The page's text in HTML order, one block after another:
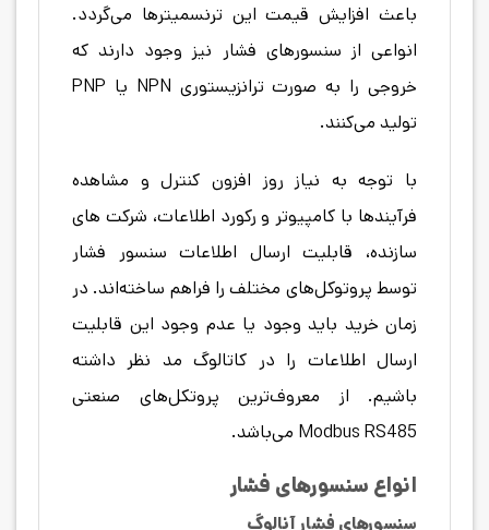
باعث افزایش قیمت این ترنسمیترها می‌گردد.
انواعی از سنسورهای فشار نیز وجود دارند که
خروجی را به صورت ترانزیستوری NPN یا PNP
تولید می‌کنند.
با توجه به نیاز روز افزون کنترل و مشاهده
فرآیندها با کامپیوتر و رکورد اطلاعات، شرکت های
سازنده، قابلیت ارسال اطلاعات سنسور فشار
توسط پروتوکل‌های مختلف را فراهم ساخته‌اند. در
زمان خرید باید وجود یا عدم وجود این قابلیت
ارسال اطلاعات را در کاتالوگ مد نظر داشته
باشیم. از معروف‌ترین پروتکل‌های صنعتی
Modbus RS485 می‌باشد.
انواع سنسورهای فشار
سنسورهای فشار آنالوگ